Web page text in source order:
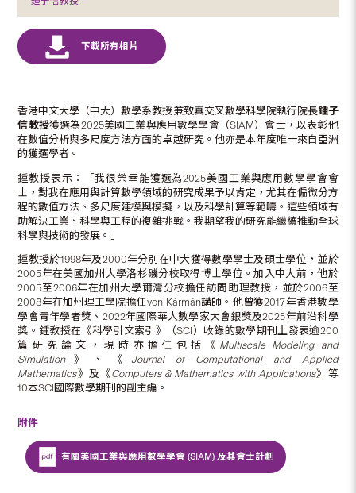
香港中文大學（中大）數學系教授兼致真交叉數學科學院執行院長鍾子
信教授獲選為2025美國工業與應用數學學會（SIAM）會士，以表彰他
在數值分析與多尺度方法方面的卓越研究。他亦是本年度唯一來自亞洲
的獲選學者。
鍾教授表示：「我很榮幸能獲選為2025美國工業與應用數學學會會
士，對我在應用與計算數學領域的研究成果予以肯定，尤其在偏微分方
程的數值方法、多尺度建模與模擬，以及科學計算等範疇。這些領域有
助解決工業、科學與工程的複雜挑戰。我期望我的研究能繼續推動全球
科學與技術的發展。」
鍾教授於1998年及2000年分別在中大獲得數學學士及碩士學位，並於
2005年在美國加州大學洛杉磯分校取得博士學位。加入中大前，他於
2005至2006年在加州大學爾灣分校擔任訪問助理教授，並於2006至
2008年在加州理工學院擔任von Kármán講師。他曾獲2017年香港數學
學會青年學者獎、2022年國際華人數學家大會銀獎及2025年前沿科學
獎。鍾教授在《科學引文索引》（SCI）收錄的數學期刊上發表逾200
篇研究論文，現時亦擔任包括《 Multiscale Modeling and
Simulation》、《 Journal of Computational and Applied
Mathematics》及《 Computers & Mathematics with Applications》等
10本SCI國際數學期刊的副主編。
附件
有關美國工業與應用數學學會 (SIAM) 及其會士計劃